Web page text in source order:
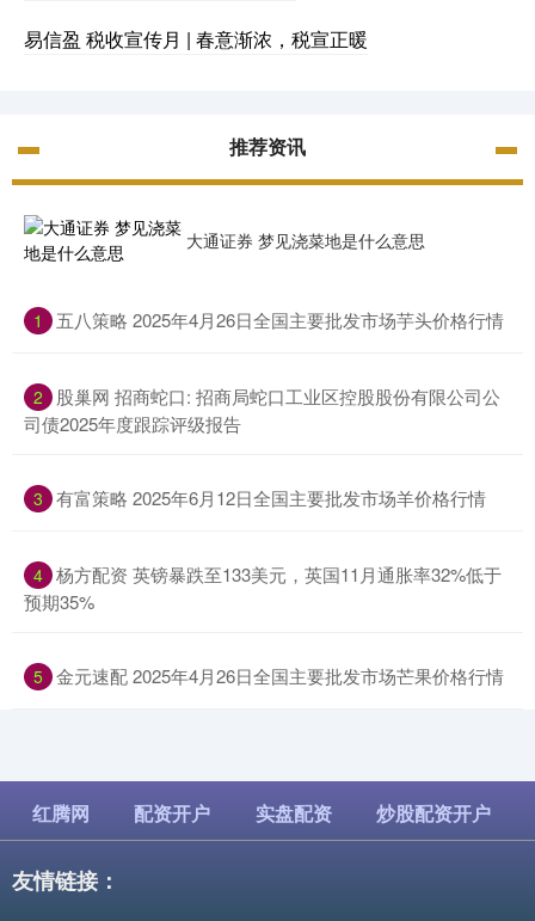
易信盈 税收宣传月 | 春意渐浓，税宣正暖
推荐资讯
大通证券 梦见浇菜地是什么意思
1 ​五八策略 2025年4月26日全国主要批发市场芋头价格行情
2
​股巢网 招商蛇口: 招商局蛇口工业区控股股份有限公司公
司债2025年度跟踪评级报告
3 ​有富策略 2025年6月12日全国主要批发市场羊价格行情
4 ​杨方配资 英镑暴跌至133美元，英国11月通胀率32%低于
预期35%
5 ​金元速配 2025年4月26日全国主要批发市场芒果价格行情
红腾网 配资开户 实盘配资 炒股配资开户
友情链接：